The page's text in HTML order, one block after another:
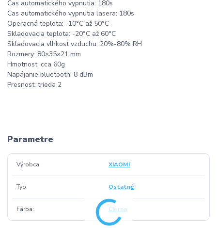
Cas automatického vypnutia: 180s
Cas automatického vypnutia lasera: 180s
Operacná teplota: -10°C až 50°C
Skladovacia teplota: -20°C až 60°C
Skladovacia vlhkost vzduchu: 20%-80% RH
Rozmery: 80×35×21 mm
Hmotnost: cca 60g
Napájanie bluetooth: 8 dBm
Presnost: trieda 2
Parametre
Výrobca XIAOMI
Typ Ostatné
Farba Čierna